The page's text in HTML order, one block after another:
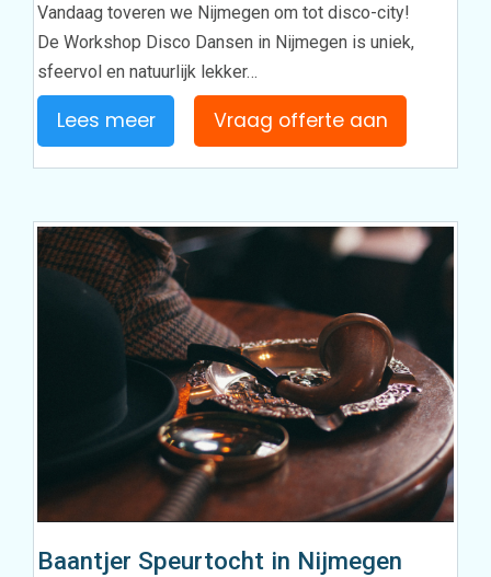
Vandaag toveren we Nijmegen om tot disco-city!
De Workshop Disco Dansen in Nijmegen is uniek,
sfeervol en natuurlijk lekker…
Lees meer Vraag offerte aan
Baantjer Speurtocht in Nijmegen